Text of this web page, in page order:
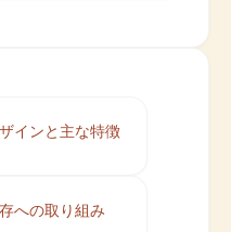
インと主な特徴
への取り組み